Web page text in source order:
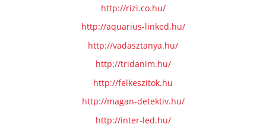
http://rizi.co.hu/
http://aquarius-linked.hu/
http://vadasztanya.hu/
http://tridanim.hu/
http://felkeszitok.hu
http://magan-detektiv.hu/
http://inter-led.hu/